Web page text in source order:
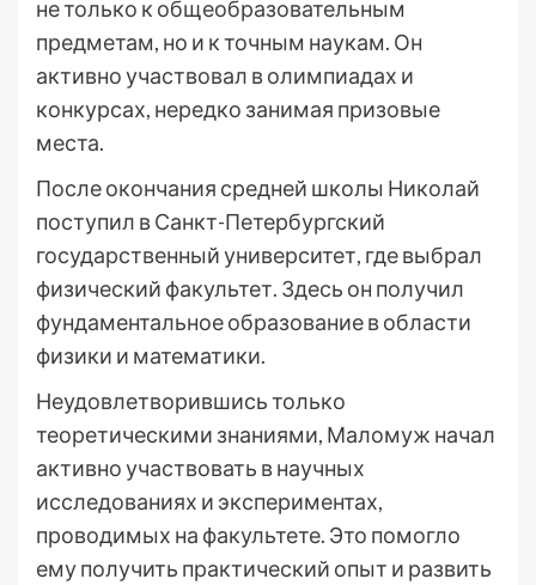
не только к общеобразовательным
предметам, но и к точным наукам. Он
активно участвовал в олимпиадах и
конкурсах, нередко занимая призовые
места.
После окончания средней школы Николай
поступил в Санкт-Петербургский
государственный университет, где выбрал
физический факультет. Здесь он получил
фундаментальное образование в области
физики и математики.
Неудовлетворившись только
теоретическими знаниями, Маломуж начал
активно участвовать в научных
исследованиях и экспериментах,
проводимых на факультете. Это помогло
ему получить практический опыт и развить